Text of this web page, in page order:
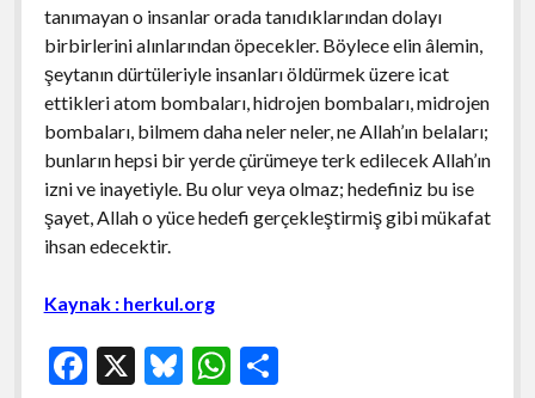
tanımayan o insanlar orada tanıdıklarından dolayı
birbirlerini alınlarından öpecekler. Böylece elin âlemin,
şeytanın dürtüleriyle insanları öldürmek üzere icat
ettikleri atom bombaları, hidrojen bombaları, midrojen
bombaları, bilmem daha neler neler, ne Allah’ın belaları;
bunların hepsi bir yerde çürümeye terk edilecek Allah’ın
izni ve inayetiyle. Bu olur veya olmaz; hedefiniz bu ise
şayet, Allah o yüce hedefi gerçekleştirmiş gibi mükafat
ihsan edecektir.
Kaynak : herkul.org
F X Bl WS